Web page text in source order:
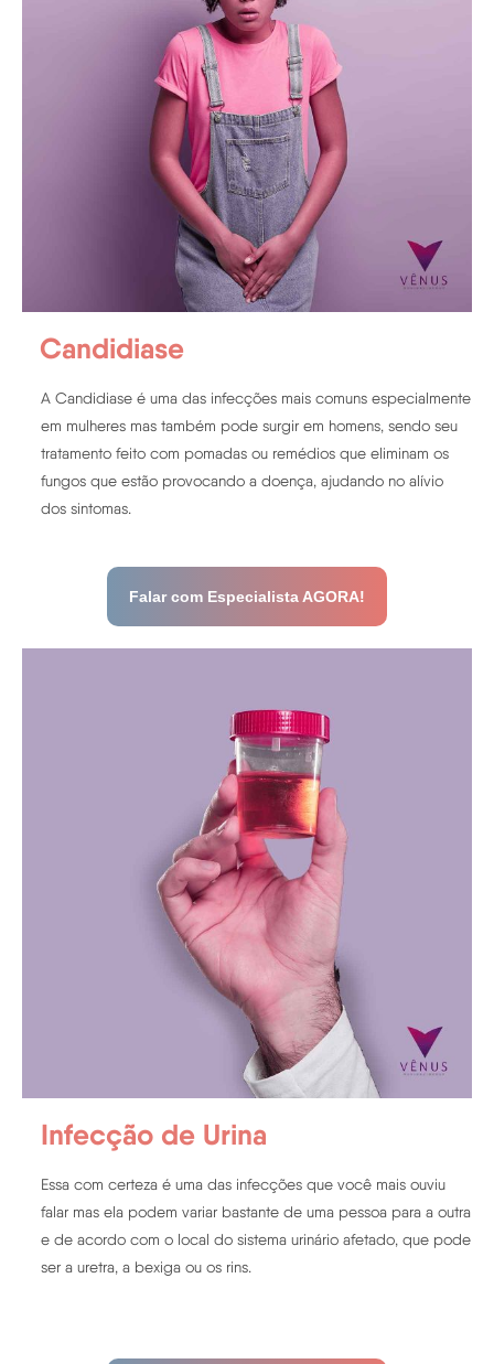
Candidiase
A Candidiase é uma das infecções mais comuns especialmente
em mulheres mas também pode surgir em homens, sendo seu
tratamento feito com pomadas ou remédios que eliminam os
fungos que estão provocando a doença, ajudando no alívio
dos sintomas.
Falar com Especialista AGORA!
Infecção de Urina
Essa com certeza é uma das infecções que você mais ouviu
falar mas ela podem variar bastante de uma pessoa para a outra
e de acordo com o local do sistema urinário afetado, que pode
ser a uretra, a bexiga ou os rins.